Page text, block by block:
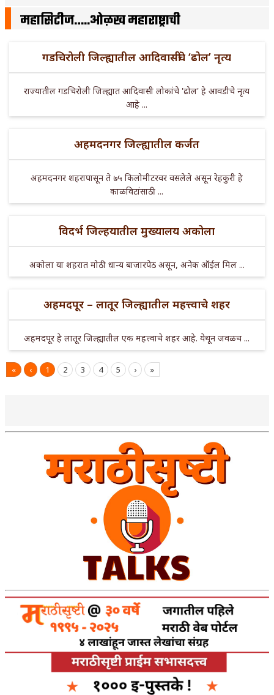
महासिटीज…..ओळख महाराष्ट्राची
गडचिरोली जिल्ह्यातील आदिवासींचे ‘ढोल’ नृत्य
राज्यातील गडचिरोली जिल्ह्यात आदिवासी लोकांचे 'ढोल' हे आवडीचे नृत्य
आहे ...
अहमदनगर जिल्ह्यातील कर्जत
अहमदनगर शहरापासून ते ७५ किलोमीटरवर वसलेले असून रेहकुरी हे
काळविटांसाठी ...
विदर्भ जिल्हयातील मुख्यालय अकोला
अकोला या शहरात मोठी धान्य बाजारपेठ असून, अनेक ऑईल मिल ...
अहमदपूर – लातूर जिल्ह्यातील महत्त्वाचे शहर
अहमदपूर हे लातूर जिल्ह्यातील एक महत्त्वाचे शहर आहे. येथून जवळच ...
« ‹ 1 2 3 4 5 › »